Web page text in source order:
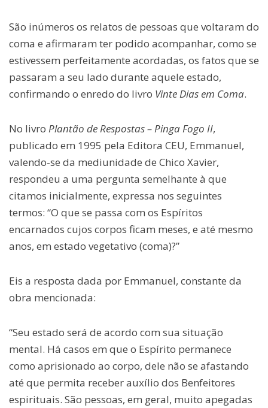
São inúmeros os relatos de pessoas que voltaram do
coma e afirmaram ter podido acompanhar, como se
estivessem perfeitamente acordadas, os fatos que se
passaram a seu lado durante aquele estado,
confirmando o enredo do livro Vinte Dias em Coma.
No livro Plantão de Respostas – Pinga Fogo II,
publicado em 1995 pela Editora CEU, Emmanuel,
valendo-se da mediunidade de Chico Xavier,
respondeu a uma pergunta semelhante à que
citamos inicialmente, expressa nos seguintes
termos: “O que se passa com os Espíritos
encarnados cujos corpos ficam meses, e até mesmo
anos, em estado vegetativo (coma)?”
Eis a resposta dada por Emmanuel, constante da
obra mencionada:
“Seu estado será de acordo com sua situação
mental. Há casos em que o Espírito permanece
como aprisionado ao corpo, dele não se afastando
até que permita receber auxílio dos Benfeitores
espirituais. São pessoas, em geral, muito apegadas